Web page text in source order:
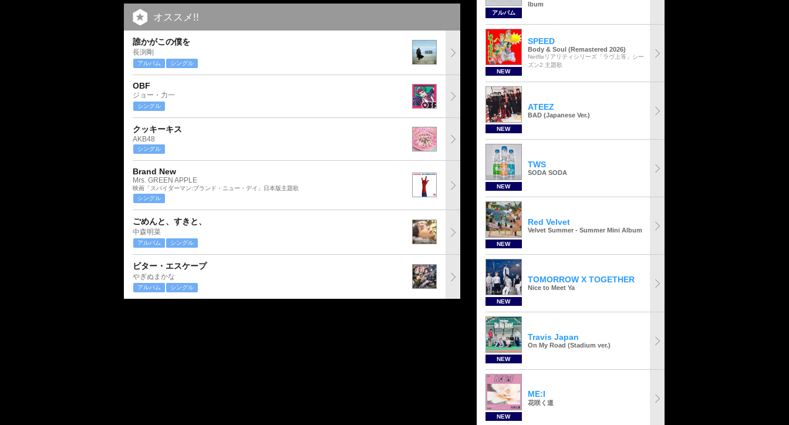
オススメ!!
誰かがこの僕を
長渕剛
アルバム シングル
OBF
ジョー・力一
シングル
クッキーキス
AKB48
シングル
Brand New
Mrs. GREEN APPLE
映画「スパイダーマン:ブランド・ニュー・デイ」日本版主題歌
シングル
ごめんと、すきと、
中森明菜
アルバム シングル
ビター・エスケープ
やぎぬまかな
アルバム シングル
アルバム
lbum
NEW
SPEED
Body & Soul (Remastered 2026)
Netflixリアリティシリーズ「ラヴ上等」シー
ズン2 主題歌
NEW
ATEEZ
BAD (Japanese Ver.)
NEW
TWS
SODA SODA
NEW
Red Velvet
Velvet Summer - Summer Mini Album
NEW
TOMORROW X TOGETHER
Nice to Meet Ya
NEW
Travis Japan
On My Road (Stadium ver.)
NEW
ME:I
花咲く道